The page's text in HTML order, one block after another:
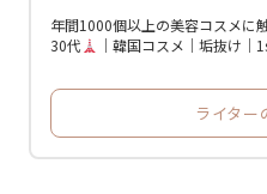
年間1000個以上の美容コスメに
30代
｜韓国コスメ｜垢抜け
ライター